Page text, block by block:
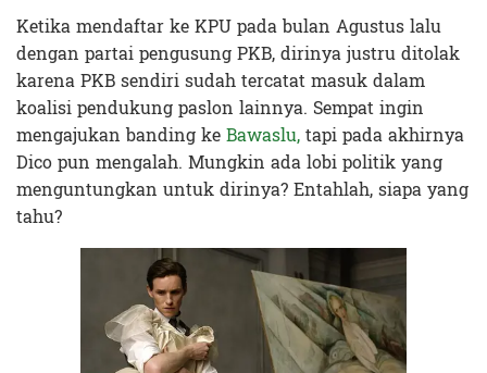
Ketika mendaftar ke KPU pada bulan Agustus lalu
dengan partai pengusung PKB, dirinya justru ditolak
karena PKB sendiri sudah tercatat masuk dalam
koalisi pendukung paslon lainnya. Sempat ingin
mengajukan banding keBawaslu,tapi pada akhirnya
Dico pun mengalah. Mungkin ada lobi politik yang
menguntungkan untuk dirinya? Entahlah, siapa yang
tahu?